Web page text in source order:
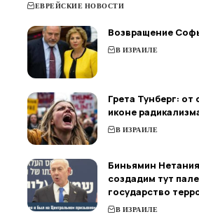
ЕВРЕЙСКИЕ НОВОСТИ
Возвращение
В ИЗРАИЛЕ
Грета Тунберг: от
иконе
В ИЗРАИЛЕ
Биньямин
создадим тут
государство
В ИЗРАИЛЕ